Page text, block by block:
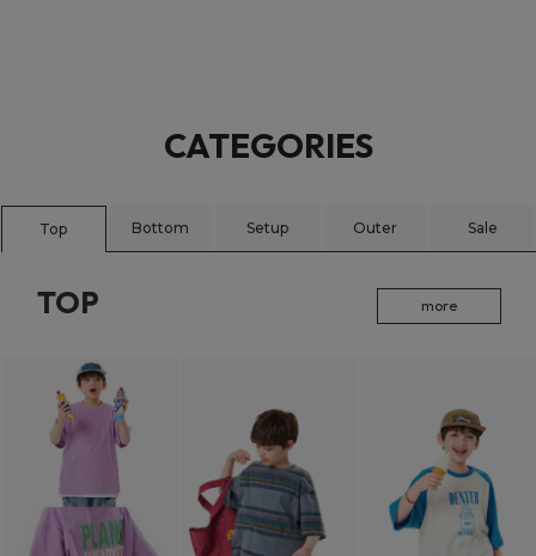
CATEGORIES
Top Bottom Setup Outer Sale
TOP more